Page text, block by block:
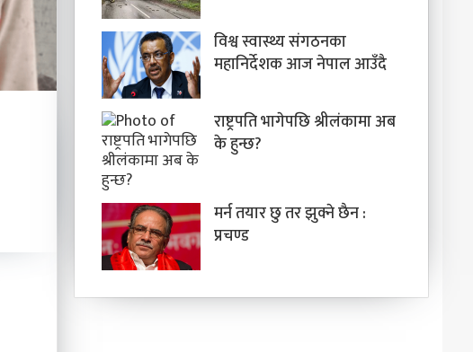
विश्व स्वास्थ्य संगठनका
महानिर्देशक आज नेपाल आउँदै
राष्ट्रपति भागेपछि श्रीलंकामा अब
के हुन्छ?
मर्न तयार छु तर झुक्ने छैन :
प्रचण्ड